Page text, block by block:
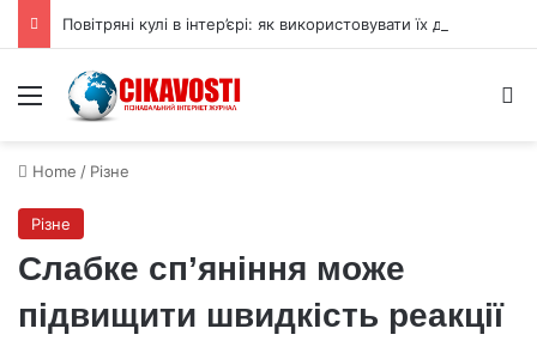
Menu
Home / Різне
Різне
Слабке сп’яніння може
підвищити швидкість реакції